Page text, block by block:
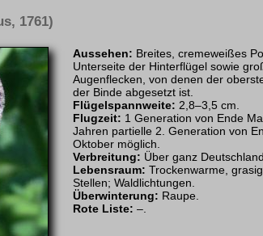
1761)
Aussehen: Breites, cremeweißes
Unterseite der Hinterflügel sowie
Augenflecken, von denen der
der Binde abgesetzt ist.
Flügelspannweite: 2,8–3,5 cm.
Flugzeit: 1 Generation von Ende
Jahren partielle 2. Generation von
Oktober möglich.
Verbreitung: Über ganz
Lebensraum: Trockenwarme,
Stellen; Waldlichtungen.
Überwinterung: Raupe.
Rote Liste: –.